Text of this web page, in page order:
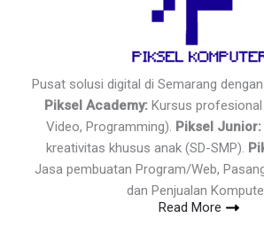
Pusat solusi digital di Semarang
Piksel Academy: Kursus profesional
Video, Programming). Piksel Junior:
kreativitas khusus anak (SD-SMP).
Jasa pembuatan Program/Web,
dan Penjualan
Read More